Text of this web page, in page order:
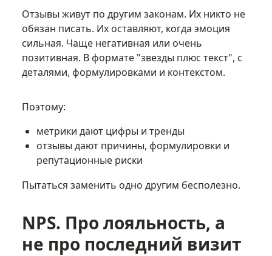
Отзывы живут по другим законам. Их никто не
обязан писать. Их оставляют, когда эмоция
сильная. Чаще негативная или очень
позитивная. В формате "звезды плюс текст", с
деталями, формулировками и контекстом.
Поэтому:
метрики дают цифры и тренды
отзывы дают причины, формулировки и
репутационные риски
Пытаться заменить одно другим бесполезно.
NPS. Про лояльность, а
не про последний визит